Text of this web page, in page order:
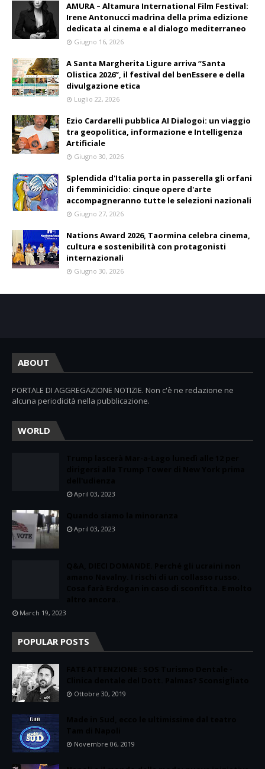
AMURA – Altamura International Film Festival:
Irene Antonucci madrina della prima edizione
dedicata al cinema e al dialogo mediterraneo
Giugno 16, 2026
A Santa Margherita Ligure arriva “Santa
Olistica 2026”, il festival del benEssere e della
divulgazione etica
Luglio 22, 2026
Ezio Cardarelli pubblica AI Dialogoi: un viaggio
tra geopolitica, informazione e Intelligenza
Artificiale
Giugno 30, 2026
Splendida d'Italia porta in passerella gli orfani
di femminicidio: cinque opere d'arte
accompagneranno tutte le selezioni nazionali
Giugno 27, 2026
Nations Award 2026, Taormina celebra cinema,
cultura e sostenibilità con protagonisti
internazionali
Giugno 30, 2026
ABOUT
PORTALE DI AGGREGAZIONE NOTIZIE. Non c'è ne redazione ne
alcuna periodicità nella pubblicazione.
WORLD
April 03, 2023
April 03, 2023
March 19, 2023
POPULAR POSTS
Ottobre 30, 2019
Novembre 06, 2019